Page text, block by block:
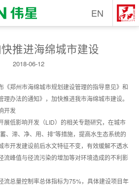
EN
推进海绵城市建设
2018-06-12
《郑州市海绵城市规划建设管理的指导意见》和
理办法的通知》，加快推进我市海绵城市建设。
开发
低影响开发（LID）的相关专题研究，在城市
、滞、净、用、排”等措施，提高水生态系统的
市开发建设前后水文特征不变，有效缓解不透水
流峰值与径流污染的增加等对环境造成的不利影
总量控制率总体指标为75%，具体建设项目年